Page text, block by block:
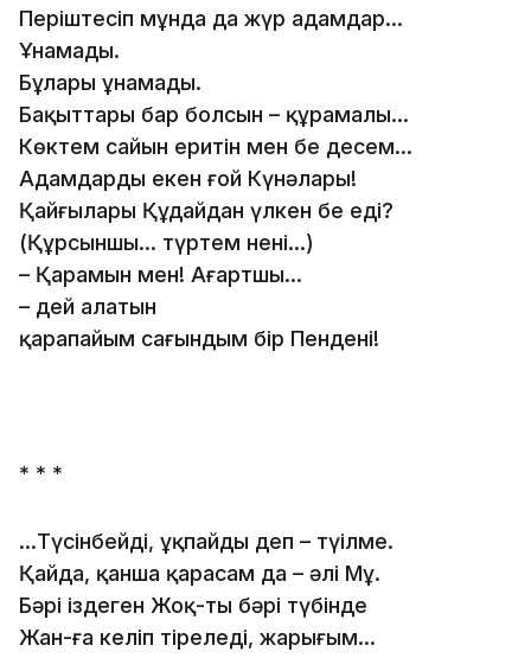
Періштесіп мұнда да жүр адамдар...
Ұнамады.
Бұларың ұнамады.
Бақыттарың бар болсын – құрамалы...
Көктем сайын еритін мен бе десем...
Адамдардың екен ғой Күнәлары!
Қайғыларың Құдайдан үлкен бе еді?
(Құрсыншы... түртем нені...)
– Қарамын мен! Ағартшы...
– дей алатын
қарапайым сағындым бір Пендені!
* * *
...Түсінбейді, ұқпайды деп – түңілме.
Қайда, қанша қарасам да – әлі Мұң.
Бәрі іздеген Жоқ-тың бәрі түбінде
Жан-ға келіп тіреледі, жарығым...